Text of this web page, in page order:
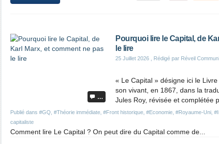
…
Pourquoi lire le Capital, de
le lire
25 Juillet 2026 , Rédigé par Réveil
Publié dans #GQ #Théorie immédiate #Front historique #Economie #Royaume-Uni
capitaliste
« Le Capital » désigne ici le
son vivant, en 1867, dans la
Jules Roy, révisée et complétée
Comment lire Le Capital ? On peut dire du Capital comme de...